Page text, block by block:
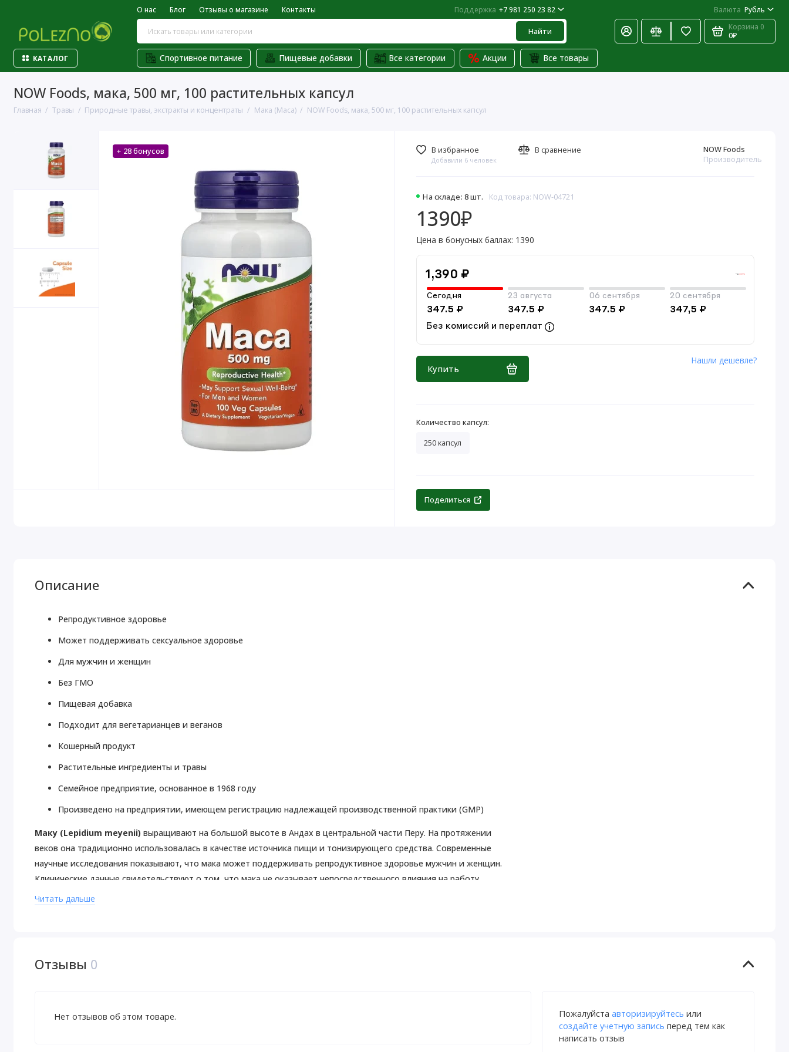
О нас Блог Отзывы о магазине Контакты Поддержка +7 981 250 23 82 Валюта Рубль
Найти Корзина 0
0₽
КАТАЛОГ Спортивное питание Пищевые добавки Все категории Акции Все товары
NOW Foods, мака, 500 мг, 100 растительных капсул
Главная Травы Природные травы, экстракты и концентраты Мака (Maca) NOW Foods, мака, 500 мг, 100 растительных капсул
+ 28 бонусов
На складе: 8 шт. Код товара: NOW-04721
NOW Foods
Производитель
1390₽
Цена в бонусных баллах: 1390
1,390 ₽
Сегодня
347.5 ₽
23 августа
347.5 ₽
06 сентября
347.5 ₽
20 сентября
347,5 ₽
Без комиссий и переплат
Купить
Нашли дешевле?
В избранное
Добавили 6 человек
В сравнение
Количество капсул:
250 капсул
Поделиться
Описание
Репродуктивное здоровье
Может поддерживать сексуальное здоровье
Для мужчин и женщин
Без ГМО
Пищевая добавка
Подходит для вегетарианцев и веганов
Кошерный продукт
Растительные ингредиенты и травы
Семейное предприятие, основанное в 1968 году
Произведено на предприятии, имеющем регистрацию надлежащей производственной практики (GMP)
Маку (Lepidium meyenii) выращивают на большой высоте в Андах в центральной части Перу. На протяжении
веков она традиционно использовалась в качестве источника пищи и тонизирующего средства. Современные
научные исследования показывают, что мака может поддерживать репродуктивное здоровье мужчин и женщин.
Клинические данные свидетельствуют о том, что мака не оказывает непосредственного влияния на работу
эндокринной системы.
Предупреждения
После вскрытия упаковки хранить в сухом и прохладном месте.
Читать дальше
Отзывы 0
Нет отзывов об этом товаре. Пожалуйста авторизируйтесь или
создайте учетную запись перед тем как
написать отзыв